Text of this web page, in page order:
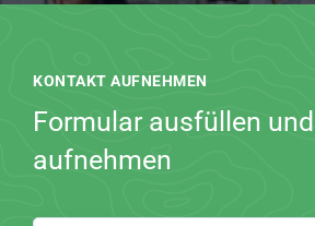
KONTAKT AUFNEHMEN
Formular ausfüllen
aufnehmen